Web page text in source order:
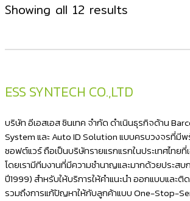
Showing all 12 results
latest
ESS SYNTECH CO.,LTD
บริษัท อีเอสเอส ซินเทค จำกัด ดำเนินธุรกิจด้าน
System และ Auto ID Solution แบบครบวงจรที่มี
ซอฟต์แวร์ ถือเป็นบริษัทรายแรกแรกในประเทศไทยที่
โดยเรามีทีมงานที่มีความชำนาญและมากด้วยประส
ปี1999) สำหรับให้บริการให้คำแนะนำ ออกแบบและ
รวมถึงการแก้ปัญหาให้กับลูกค้าแบบ One-Stop-